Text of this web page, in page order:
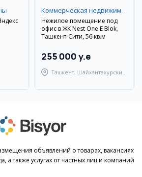
Коммерческая недвижимость
Нежилое помещение под
офис в ЖК Nest One E Blok,
Ташкент-Сити, 56 кв.м
255 000 y.e
Ташкент, Шайхантахурский
объявлений о товарах, вакансиях
а также услугах от частных лиц и компаний